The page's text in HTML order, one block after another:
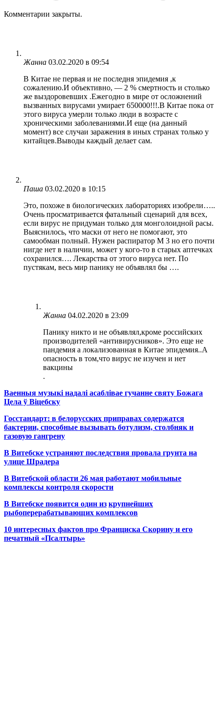
Комментарии закрыты.
Жанна 03.02.2020 в 09:54
В Китае не первая и не последня эпидемия ,к
сожалению.И объективно, — 2 % смертность и столько
же выздоровевших .Ежегодно в мире от осложнений
вызванных вирусами умирает 650000!!!.В Китае пока от
этого вируса умерли только люди в возрасте с
хроническими заболеваниями.И еще (на данный
момент) все случаи заражения в иных странах только у
китайцев.Выводы каждый делает сам.
Паша 03.02.2020 в 10:15
Это, похоже в биологических лабораториях изобрели…..
Очень просматривается фатальный сценарий для всех,
если вирус не придуман только для монголоидной расы.
Выяснилось, что маски от него не помогают, это
самообман полный. Нужен распиратор М 3 но его почти
нигде нет в наличии, может у кого-то в старых аптечках
сохранился…. Лекарства от этого вируса нет. По
пустякам, весь мир панику не объявлял бы ….
Жанна 04.02.2020 в 23:09
Панику никто и не объявлял,кроме российских
производителей «антивирусников». Это еще не
пандемия а локализованная в Китае эпидемия..А
опасность в том,что вирус не изучен и нет
вакцины
.
Ваенныя музыкі надалі асаблівае гучанне святу Божага
Цела ў Віцебску
Госстандарт: в белорусских приправах содержатся
бактерии, способные вызывать ботулизм, столбняк и
газовую гангрену
В Витебске устраняют последствия провала грунта на
улице Шрадера
В Витебской области 26 мая работают мобильные
комплексы контроля скорости
В Витебске появится один из крупнейших
рыбоперерабатывающих комплексов
10 интересных фактов про Франциска Скорину и его
печатный «Псалтырь»